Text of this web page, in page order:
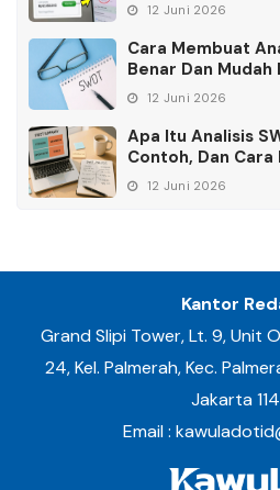
12 Juni 2026
Cara Membuat
Benar Dan Mudah
12 Juni 2026
Apa Itu Analisis
Contoh, Dan
12 Juni 2026
Kantor
Grand Slipi Tower, Lt. 9, Unit
24, Kel. Palmerah, Kec.
Jakarta
Email :